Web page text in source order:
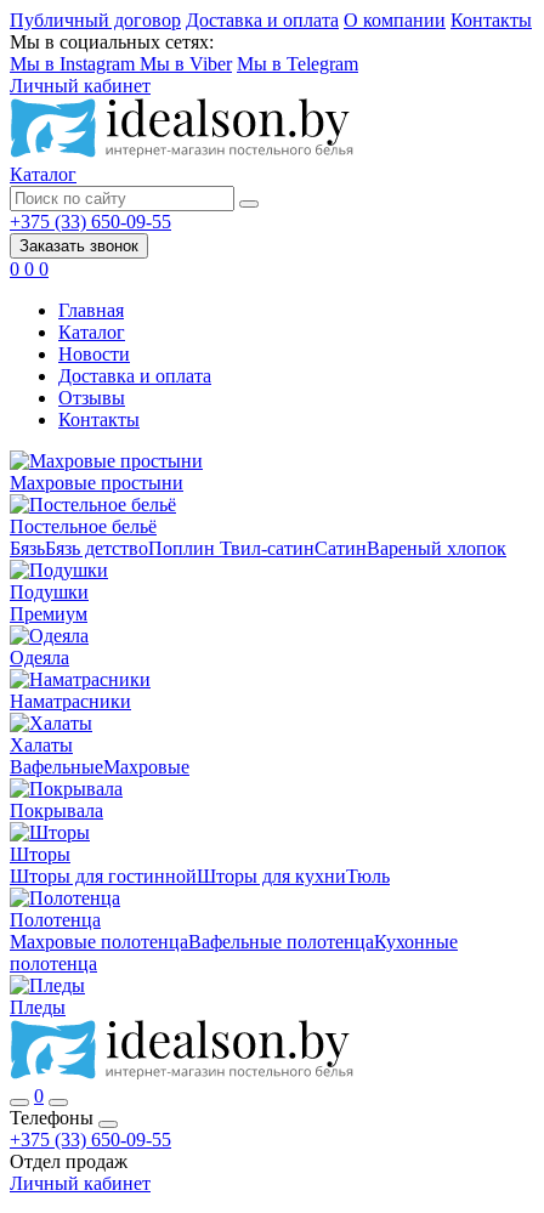
Публичный договор Доставка и оплата О компании Контакты
Мы в социальных сетях:
Мы в Instagram Мы в Viber Мы в Telegram
Личный кабинет
Каталог
+375 (33) 650-09-55
Заказать звонок
0 0 0
Главная
Каталог
Новости
Доставка и оплата
Отзывы
Контакты
Махровые простыни
Постельное бельё
БязьБязь детствоПоплин Твил-сатинСатинВареный хлопок
Подушки
Премиум
Одеяла
Наматрасники
Халаты
ВафельныеМахровые
Покрывала
Шторы
Шторы для гостиннойШторы для кухниТюль
Полотенца
Махровые полотенцаВафельные полотенцаКухонные
полотенца
Пледы
0
Телефоны
+375 (33) 650-09-55
Отдел продаж
Личный кабинет